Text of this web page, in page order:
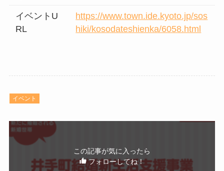
イベントU
RL
https://www.town.ide.kyoto.jp/sos
hiki/kosodateshienka/6058.html
イベント
この記事が気に入ったら
フォローしてね！